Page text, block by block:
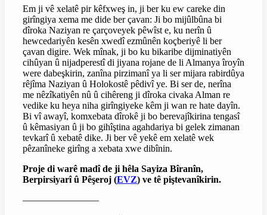
Em ji vê xelatê pir kêfxweş in, ji ber ku ew careke din
girîngiya xema me dide ber çavan: Ji bo mijûlbûna bi
dîroka Naziyan re çarçoveyek pêwîst e, ku nerîn û
hewcedariyên kesên xwedî ezmûnên koçberiyê li ber
çavan digire. Wek mînak, ji bo ku bikaribe dijminatiyên
cihûyan û nijadperestî di jiyana rojane de li Almanya îroyîn
were dabeşkirin, zanîna pirzimanî ya li ser mijara rabirdûya
rêjîma Naziyan û Holokostê pêdivî ye. Bi ser de, nerîna
me nêzîkatiyên nû û cihêreng ji dîroka civaka Alman re
vedike ku heya niha girîngiyeke kêm ji wan re hate dayîn.
Bi vî awayî, komxebata dîrokê ji bo berevajîkirina tengasî
û kêmasiyan û ji bo gihîştina agahdariya bi gelek zimanan
tevkarî û xebatê dike. Ji ber vê yekê em xelatê wek
pêzanîneke girîng a xebata xwe dibînin.
Proje di warê madî de ji hêla Sayiza Bîranîn,
Berpirsiyarî û Pêşeroj (EVZ) ve tê piştevanîkirin.
————————